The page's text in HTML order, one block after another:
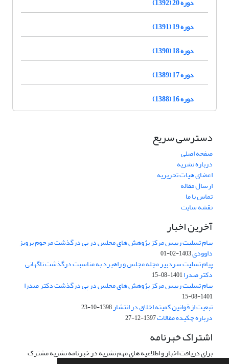
دوره 19 (1391)
دوره 18 (1390)
دوره 17 (1389)
دوره 16 (1388)
دسترسی سریع
صفحه اصلی
درباره نشریه
اعضای هیات تحریریه
ارسال مقاله
تماس با ما
نقشه سایت
آخرین اخبار
پیام تسلیت رییس مرکز پژوهش های مجلس در پی درگذشت مرحوم پرویز
داوودی1403-02-01
پیام تسلیت سردبیر مجله مجلس و راهبرد به مناسبت درگذشت ناگهانی
دکتر صدرا1401-08-15
پیام تسلیت رییس مرکز پژوهش های مجلس در پی درگذشت دکتر صدرا
1401-08-15
تبعیت از قوانین کمیته اخلاق در انتشار1398-10-23
درباره چکیده مقالات1397-12-27
اشتراک خبرنامه
برای دریافت اخبار و اطلاعیه های مهم نشریه در خبرنامه نشریه مشترک